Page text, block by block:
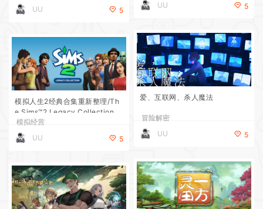
UU
5
UU
5
模拟人生2经典合集重新整理/Th
e Sims™2 Legacy Collection
模拟经营
UU
5
爱、互联网、杀人魔法
冒险解密
UU
5